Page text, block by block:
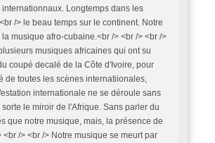
Longtemps dans les
/> le beau temps sur le continent. Notre
musique afro-cubaine.<br /> <br /> <br />
musiques africaines qui ont su
coupé decalé de la Côte d'Ivoire, pour
de toutes les scènes internatiionales,
internationale ne se déroule sans
le miroir de l'Afrique. Sans parler du
que notre musique, mais, la présence de
/> <br /> Notre musique se meurt par